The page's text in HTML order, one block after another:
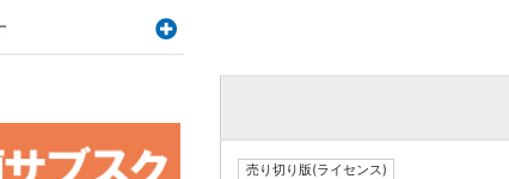
売り切り版(ライセンス)